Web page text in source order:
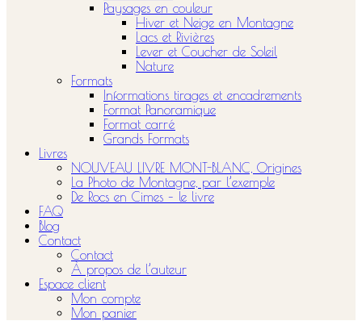
Paysages en couleur
Hiver et Neige en Montagne
Lacs et Rivières
Lever et Coucher de Soleil
Nature
Formats
Informations tirages et encadrements
Format Panoramique
Format carré
Grands Formats
Livres
NOUVEAU LIVRE MONT-BLANC, Origines
La Photo de Montagne, par l’exemple
De Rocs en Cimes – le livre
FAQ
Blog
Contact
Contact
À propos de l’auteur
Espace client
Mon compte
Mon panier